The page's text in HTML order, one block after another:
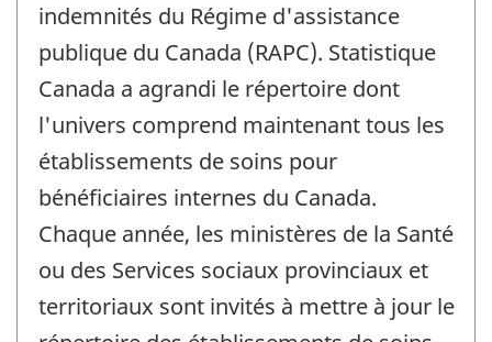
indemnités du Régime d'assistance
publique du Canada (RAPC). Statistique
Canada a agrandi le répertoire dont
l'univers comprend maintenant tous les
établissements de soins pour
bénéficiaires internes du Canada.
Chaque année, les ministères de la Santé
ou des Services sociaux provinciaux et
territoriaux sont invités à mettre à jour le